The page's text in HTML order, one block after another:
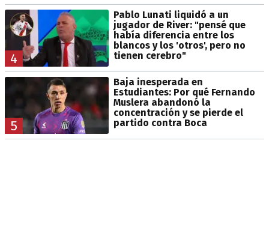
4
Pablo Lunati liquidó a un
jugador de River: "pensé que
había diferencia entre los
blancos y los 'otros', pero no
tienen cerebro"
5
Baja inesperada en
Estudiantes: Por qué Fernando
Muslera abandonó la
concentración y se pierde el
partido contra Boca